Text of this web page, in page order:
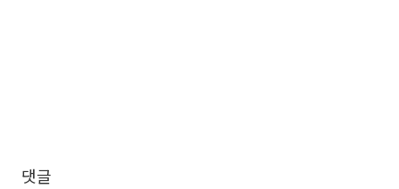
댓글